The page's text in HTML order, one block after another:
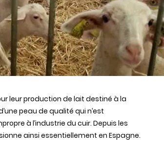
leur production de lait destiné à la
peau de qualité qui n’est
à l’industrie du cuir. Depuis les
ainsi essentiellement en Espagne.